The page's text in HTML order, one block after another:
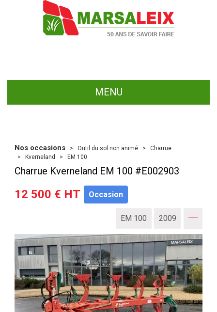
MENU
Nos occasions Outil du sol non animé
Charrue
Kverneland
EM 100
Charrue Kverneland EM 100 #E002903
12 500 € HT Occasion
EM 100 2009